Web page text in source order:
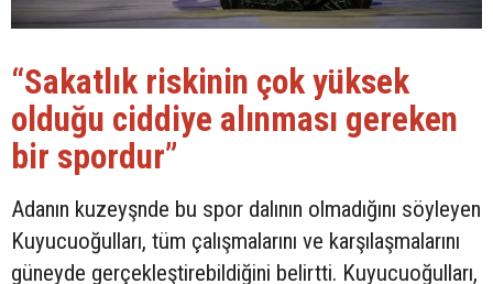
“Sakatlık riskinin çok yüksek
olduğu ciddiye alınması gereken
bir spordur”
Adanın kuzeyşnde bu spor dalının olmadığını söyleyen
Kuyucuoğulları, tüm çalışmalarını ve karşılaşmalarını
güneyde gerçekleştirebildiğini belirtti. Kuyucuoğulları,